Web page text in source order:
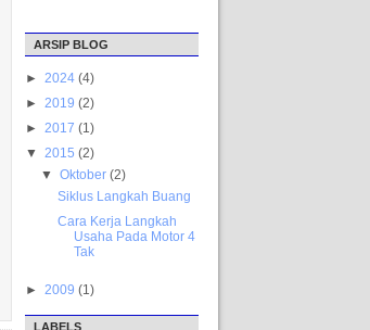
ARSIP BLOG
► 2024 (4)
► 2019 (2)
► 2017 (1)
▼ 2015 (2)
▼Oktober(2)
Siklus Langkah Buang
Cara Kerja Langkah
Usaha Pada Motor 4
Tak
► 2009 (1)
LABELS